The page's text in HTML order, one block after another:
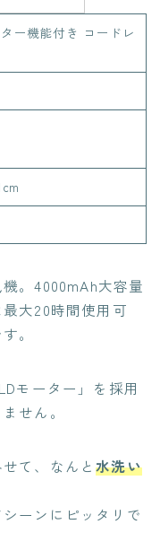
ー機能付き コードレ
。4000mAh大容量
大20時間使用可
。
モーター」を採用
せん。
て、なんと水洗い
ーンにピッタリで